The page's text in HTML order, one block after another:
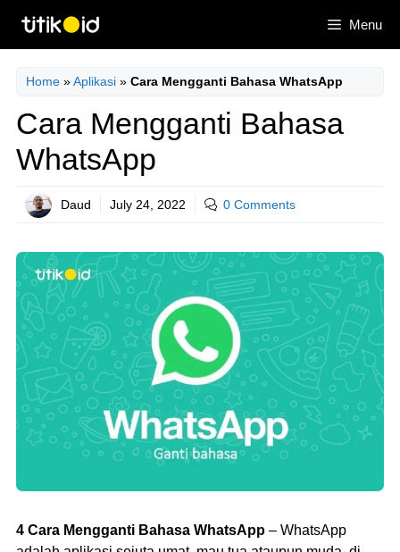
content
Menu
Home »Aplikasi » Cara Mengganti Bahasa WhatsApp
Cara Mengganti Bahasa
WhatsApp
Daud July 24, 2022 0 Comments
4 Cara Mengganti Bahasa WhatsApp – WhatsApp